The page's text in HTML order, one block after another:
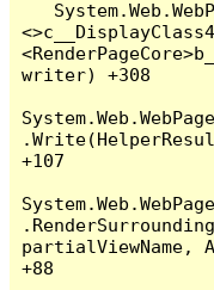
writer) +308
+107
partialViewName,
+88